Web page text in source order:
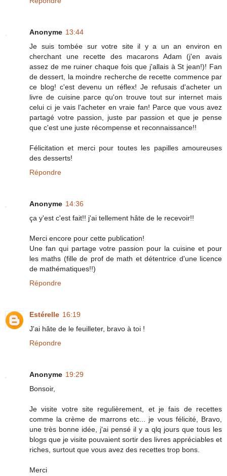
Anonyme 13:44
Je suis tombée sur votre site il y a un an environ en
cherchant une recette des macarons Adam (j'en avais
assez de me ruiner chaque fois que j'allais à St jean!)! Fan
de dessert, la moindre recherche de recette commence par
ce blog! c'est devenu un réflex! Je refusais d'acheter un
livre de cuisine parce qu'on trouve tout sur internet mais
celui ci je vais l'acheter en vraie fan! Parce que vous avez
partagé votre passion, juste par passion et que je pense
que c'est une juste récompense et reconnaissance!!
Félicitation et merci pour toutes les papilles amoureuses
des desserts!
Répondre
Anonyme 14:36
ça y'est c'est fait!! j'ai tellement hâte de le recevoir!!
Merci encore pour cette publication!
Une fan qui partage votre passion pour la cuisine et pour
les maths (fille de prof de math et détentrice d'une licence
de mathématiques!!)
Répondre
Estérelle 16:19
J'ai hâte de le feuilleter, bravo à toi !
Répondre
Anonyme 19:29
Bonsoir,
Je visite votre site regulièrement, et je fais de recettes
comme la crème de marrons etc... je vous félicité, Bravo,
une très bonne idée, j'ai pensé il y a qlq jours que tous les
blogs que je visite pouvaient sortir des livres appréciables et
riches, surtout que vous avez des recettes trop bons.
Merci